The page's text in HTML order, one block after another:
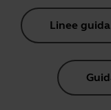
Linee